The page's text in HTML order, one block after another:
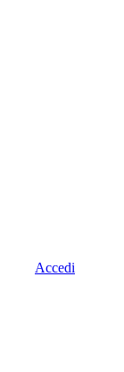
Accedi